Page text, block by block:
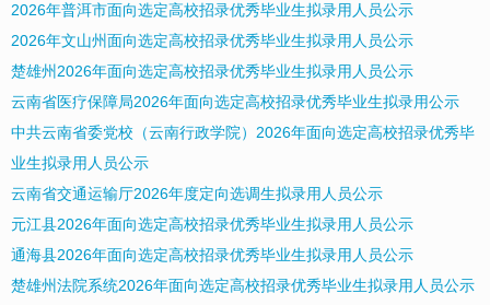
2026年普洱市面向选定高校招录优秀毕业生拟录用人员公示
2026年文山州面向选定高校招录优秀毕业生拟录用人员公示
楚雄州2026年面向选定高校招录优秀毕业生拟录用人员公示
云南省医疗保障局2026年面向选定高校招录优秀毕业生拟录用公示
中共云南省委党校（云南行政学院）2026年面向选定高校招录优秀毕
业生拟录用人员公示
云南省交通运输厅2026年度定向选调生拟录用人员公示
元江县2026年面向选定高校招录优秀毕业生拟录用人员公示
通海县2026年面向选定高校招录优秀毕业生拟录用人员公示
楚雄州法院系统2026年面向选定高校招录优秀毕业生拟录用人员公示